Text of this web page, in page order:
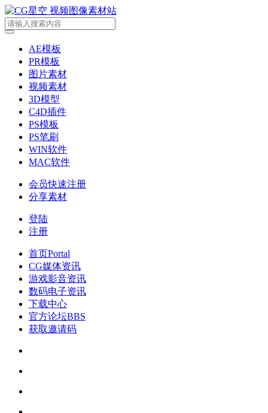
AE模板
PR模板
图片素材
视频素材
3D模型
C4D插件
PS模板
PS笔刷
WIN软件
MAC软件
会员快速注册
分享素材
登陆
注册
首页Portal
CG媒体资讯
游戏影音资讯
数码电子资讯
下载中心
官方论坛BBS
获取邀请码